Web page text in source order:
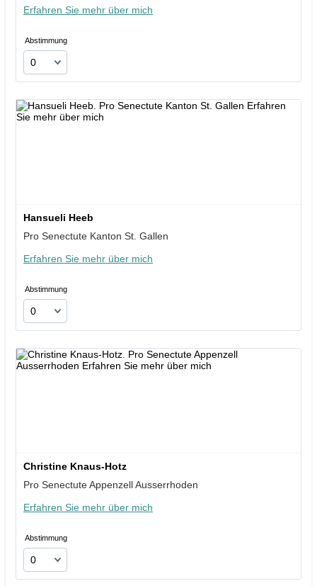
Erfahren Sie mehr über mich
Abstimmung
Hansueli Heeb
Pro Senectute Kanton St. Gallen
Erfahren Sie mehr über mich
Abstimmung
Christine Knaus-Hotz
Pro Senectute Appenzell Ausserrhoden
Erfahren Sie mehr über mich
Abstimmung